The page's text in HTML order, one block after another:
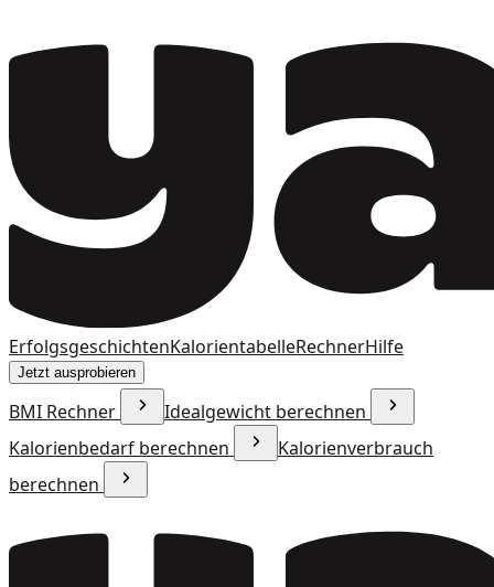
ErfolgsgeschichtenKalorientabelleRechnerHilfe
Jetzt ausprobieren
BMI Rechner
Idealgewicht berechnen
Kalorienbedarf berechnen
Kalorienverbrauch
berechnen